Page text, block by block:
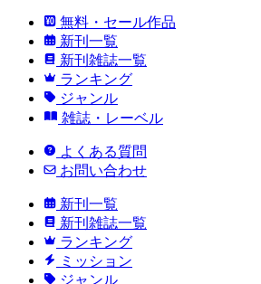
無料・セール作品
新刊一覧
新刊雑誌一覧
ランキング
ジャンル
雑誌・レーベル
よくある質問
お問い合わせ
新刊一覧
新刊雑誌一覧
ランキング
ミッション
ジャンル